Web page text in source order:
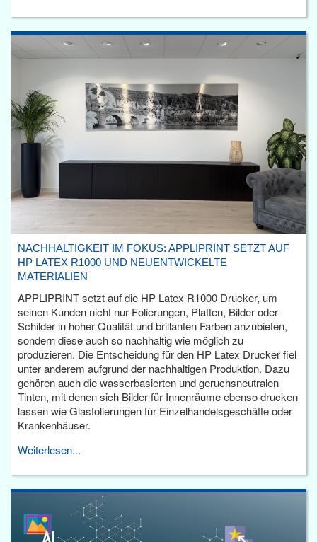
NACHHALTIGKEIT IM FOKUS: APPLIPRINT SETZT AUF
HP LATEX R1000 UND NEUENTWICKELTE
MATERIALIEN
APPLIPRINT setzt auf die HP Latex R1000 Drucker, um
seinen Kunden nicht nur Folierungen, Platten, Bilder oder
Schilder in hoher Qualität und brillanten Farben anzubieten,
sondern diese auch so nachhaltig wie möglich zu
produzieren. Die Entscheidung für den HP Latex Drucker fiel
unter anderem aufgrund der nachhaltigen Produktion. Dazu
gehören auch die wasserbasierten und geruchsneutralen
Tinten, mit denen sich Bilder für Innenräume ebenso drucken
lassen wie Glasfolierungen für Einzelhandelsgeschäfte oder
Krankenhäuser.
Weiterlesen...